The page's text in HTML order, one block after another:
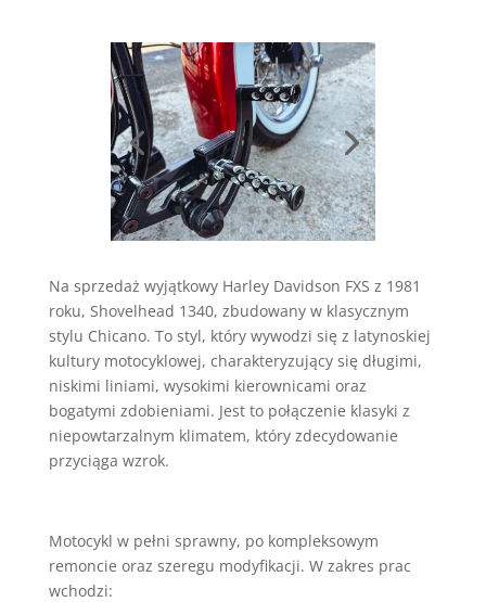
Na sprzedaż wyjątkowy Harley Davidson FXS z 1981
roku, Shovelhead 1340, zbudowany w klasycznym
stylu Chicano. To styl, który wywodzi się z latynoskiej
kultury motocyklowej, charakteryzujący się długimi,
niskimi liniami, wysokimi kierownicami oraz
bogatymi zdobieniami. Jest to połączenie klasyki z
niepowtarzalnym klimatem, który zdecydowanie
przyciąga wzrok.
Motocykl w pełni sprawny, po kompleksowym
remoncie oraz szeregu modyfikacji. W zakres prac
wchodzi: